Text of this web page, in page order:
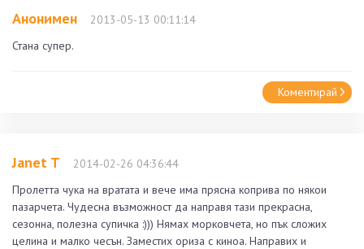
Анонимен
2013-05-13 00:11:14
Стана супер.
Коментирай
Janet T
2014-02-26 04:36:44
Пролетта чука на вратата и вече има прясна коприва по някои
пазарчета. Чудесна възможност да направя тази прекрасна,
сезонна, полезна супичка :))) Нямах морковчета, но пък сложих
целина и малко чесън. Заместих ориза с киноа. Направих и